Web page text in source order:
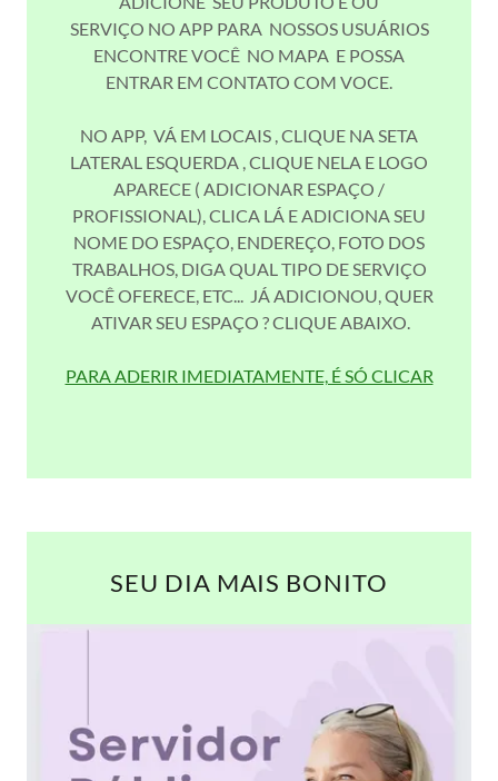
SERVIÇO NO APP PARA NOSSOS USUÁRIOS
ENCONTRE VOCÊ NO MAPA E POSSA
ENTRAR EM CONTATO COM VOCE.
NO APP, VÁ EM LOCAIS , CLIQUE NA SETA
LATERAL ESQUERDA , CLIQUE NELA E LOGO
APARECE ( ADICIONAR ESPAÇO /
PROFISSIONAL), CLICA LÁ E ADICIONA SEU
NOME DO ESPAÇO, ENDEREÇO, FOTO DOS
TRABALHOS, DIGA QUAL TIPO DE SERVIÇO
VOCÊ OFERECE, ETC... JÁ ADICIONOU, QUER
ATIVAR SEU ESPAÇO ? CLIQUE ABAIXO.
PARA ADERIR IMEDIATAMENTE, É SÓ CLICAR
SEU DIA MAIS BONITO